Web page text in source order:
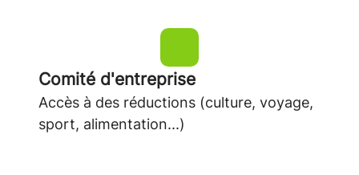
Comité d'entreprise
Accès à des réductions (culture, voyage,
sport, alimentation...)